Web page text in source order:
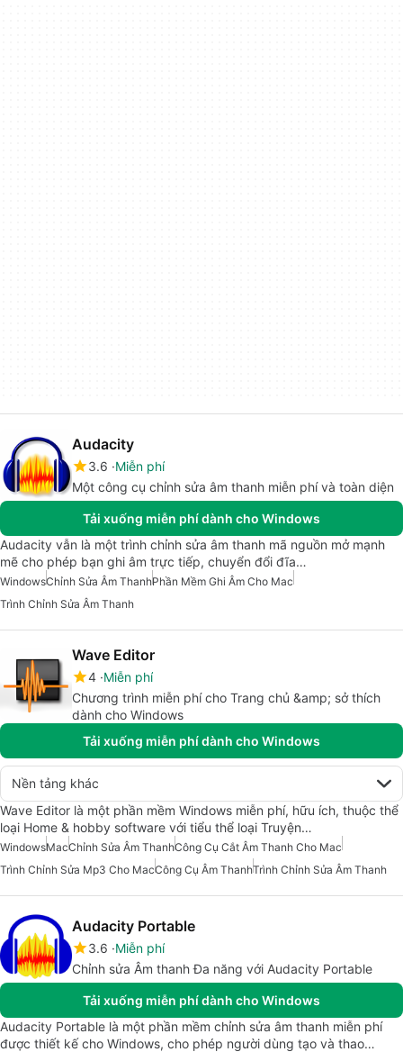
Audacity
3.6 Miễn phí
Một công cụ chỉnh sửa âm thanh miễn phí và toàn diện
Tải xuống miễn phí dành cho Windows
Audacity vẫn là một trình chỉnh sửa âm thanh mã nguồn mở mạnh
mẽ cho phép bạn ghi âm trực tiếp, chuyển đổi đĩa…
WindowsChỉnh Sửa Âm ThanhPhần Mềm Ghi Âm Cho Mac
Trình Chỉnh Sửa Âm Thanh
Wave Editor
4 Miễn phí
Chương trình miễn phí cho Trang chủ &amp; sở thích
dành cho Windows
Tải xuống miễn phí dành cho Windows
Nền tảng khác
Wave Editor là một phần mềm Windows miễn phí, hữu ích, thuộc thể
loại Home & hobby software với tiểu thể loại Truyện…
WindowsMacChỉnh Sửa Âm ThanhCông Cụ Cắt Âm Thanh Cho Mac
Trình Chỉnh Sửa Mp3 Cho MacCông Cụ Âm ThanhTrình Chỉnh Sửa Âm Thanh
Audacity Portable
3.6 Miễn phí
Chỉnh sửa Âm thanh Đa năng với Audacity Portable
Tải xuống miễn phí dành cho Windows
Audacity Portable là một phần mềm chỉnh sửa âm thanh miễn phí
được thiết kế cho Windows, cho phép người dùng tạo và thao…